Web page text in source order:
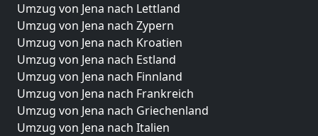
Umzug von Jena nach Lettland
Umzug von Jena nach Zypern
Umzug von Jena nach Kroatien
Umzug von Jena nach Estland
Umzug von Jena nach Finnland
Umzug von Jena nach Frankreich
Umzug von Jena nach Griechenland
Umzug von Jena nach Italien